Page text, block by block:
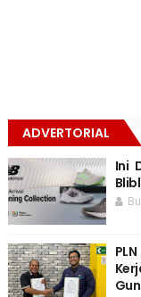
ADVERTORIAL
Ini